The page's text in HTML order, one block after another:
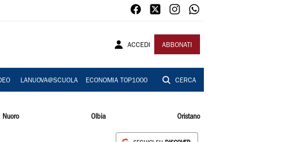
ACCEDI ABBONATI
LANUOVA@SCUOLA ECONOMIA TOP1000 CERCA
Nuoro Olbia Oristano